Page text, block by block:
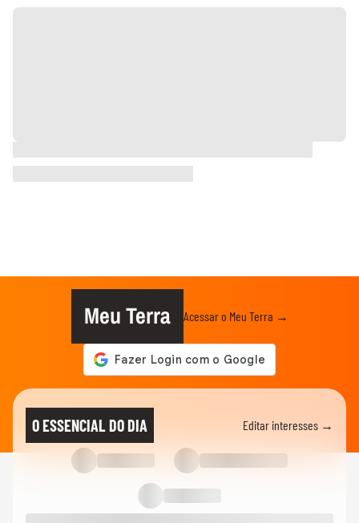
Meu Terra Acessar o Meu Terra →
O ESSENCIAL DO DIA Editar interesses →